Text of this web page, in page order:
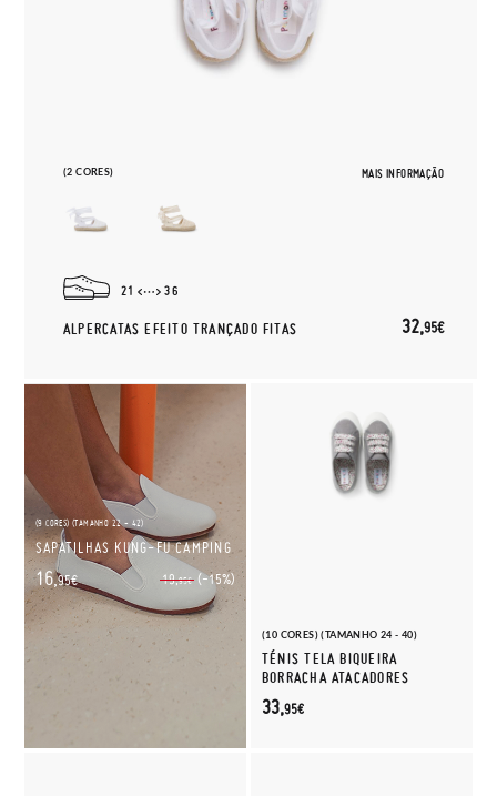
(2 CORES) MAIS INFORMAÇÃO
21 36
ALPERCATAS EFEITO TRANÇADO FITAS 32,95€
(9 CORES) (TAMANHO 22 - 42)
SAPATILHAS KUNG-FU CAMPING
19,95€ (-15%)
16,95€
(10 CORES) (TAMANHO 24 - 40)
TÉNIS TELA BIQUEIRA
BORRACHA ATACADORES
33,95€